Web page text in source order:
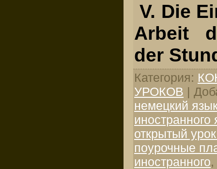
V. Die
Arbeit
der
Категория:
УРОКОВ |
немецкий
иностранного
открытый
поурочные
иностранного,